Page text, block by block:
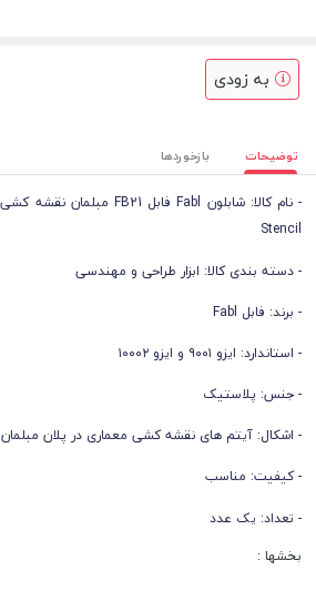
به زودی
توضیحات بازخوردها
Stencil
- دسته بندی کالا: ابزار طراحی و مهندسی
- برند:‌ فابل Fabl
- استاندارد: ایزو ۹۰۰۱ و ایزو ۱۰۰۰۲
- جنس: پلاستیک
- اشکال: آیتم های نقشه کشی معماری در پلان مبلمان
- کیفیت: مناسب
- تعداد: یک عدد
بخشها :